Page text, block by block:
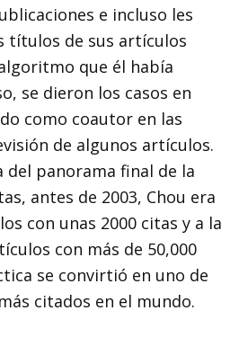
e incluso les
títulos de sus artículos
que él había
se dieron los casos en
como coautor en las
de algunos artículos.
del panorama final de la
antes de 2003, Chou era
con unas 2000 citas y a la
con más de 50,000
se convirtió en uno de
citados en el mundo.